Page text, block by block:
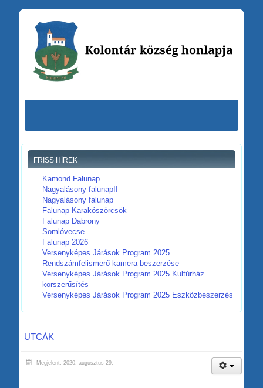
FRISS HÍREK
Kamond Falunap
Nagyalásony falunapII
Nagyalásony falunap
Falunap Karakószörcsök
Falunap Dabrony
Somlóvecse
Falunap 2026
Versenyképes Járások Program 2025
Rendszámfelismerő kamera beszerzése
Versenyképes Járások Program 2025 Kultúrház
korszerűsítés
Versenyképes Járások Program 2025 Eszközbeszerzés
UTCÁK
Megjelent: 2020. augusztus 29.